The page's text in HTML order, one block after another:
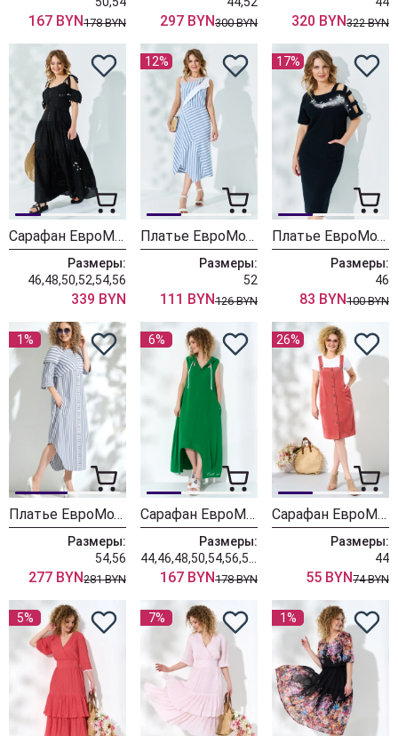
167 BYN178 BYN 297 BYN300 BYN 320 BYN322 BYN
Сарафан ЕвроМода 524 черный
Размеры:
46,48,50,52,54,56
339 BYN
12%
Платье ЕвроМода 521
Размеры:
52
111 BYN126 BYN
17%
Платье ЕвроМода 519
Размеры:
46
83 BYN100 BYN
1%
Платье ЕвроМода 336
Размеры:
54,56
277 BYN281 BYN
6%
Сарафан ЕвроМода 513
Размеры:
167 BYN178 BYN
26%
Сарафан ЕвроМода 506
Размеры:
44
55 BYN74 BYN
5% 7% 1%